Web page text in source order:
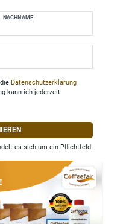
NACHNAME
Daten­schutz­erklärung
kann ich jederzeit
es sich um ein Pflichtfeld.